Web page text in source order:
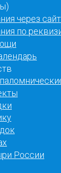
через сайт
по
России